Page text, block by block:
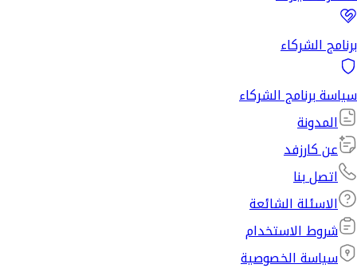
برنامج الشركاء
سياسة برنامج الشركاء
المدونة
عن كارزفد
اتصل بنا
الاسئلة الشائعة
شروط الاستخدام
سياسة الخصوصية